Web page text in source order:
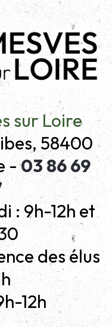
sur Loire
58400
-03 86 69
: 9h-12h et
des élus
12h